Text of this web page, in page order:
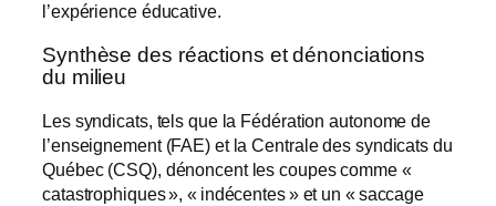
l’expérience éducative.
Synthèse des réactions et dénonciations
du milieu
Les syndicats, tels que la Fédération autonome de
l’enseignement (FAE) et la Centrale des syndicats du
Québec (CSQ), dénoncent les coupes comme «
catastrophiques », « indécentes » et un « saccage